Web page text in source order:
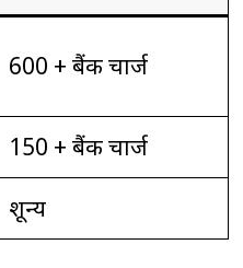
₹600 + बैंक चार्ज
₹150 + बैंक चार्ज
शून्य